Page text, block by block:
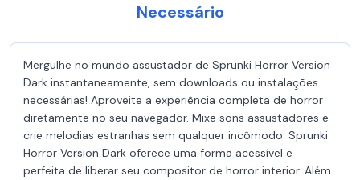
Necessário
Mergulhe no mundo assustador de Sprunki Horror Version
Dark instantaneamente, sem downloads ou instalações
necessárias! Aproveite a experiência completa de horror
diretamente no seu navegador. Mixe sons assustadores e
crie melodias estranhas sem qualquer incômodo. Sprunki
Horror Version Dark oferece uma forma acessível e
perfeita de liberar seu compositor de horror interior. Além